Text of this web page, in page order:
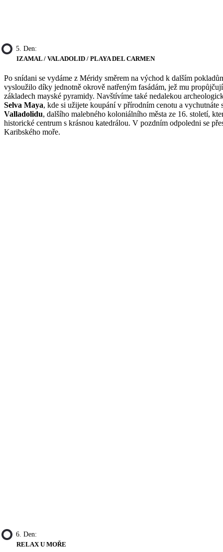
5. Den:
IZAMAL / VALADOLID / PLAYA DEL CARMEN
Po snídani se vydáme z Méridy směrem na východ k dalším
vysloužilo díky jednotně okrově natřeným fasádám, jež mu
základech mayské pyramidy. Navštívíme také nedalekou
Selva Maya, kde si užijete koupání v přírodním cenotu a vychutnáte
Valladolidu, dalšího malebného koloniálního města ze 16. století,
historické centrum s krásnou katedrálou. V pozdním odpoledni se
Karibského moře.
6. Den:
RELAX U MOŘE